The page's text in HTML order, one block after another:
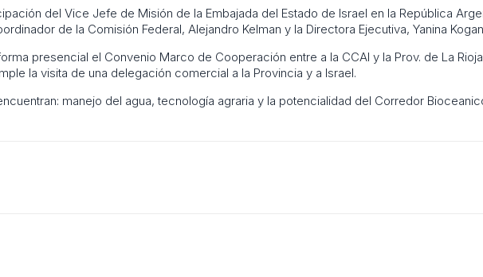
del Vice Jefe de Misión de la Embajada del Estado de Israel en la República
de la Comisión Federal, Alejandro Kelman y la Directora Ejecutiva, Yanina
presencial el Convenio Marco de Cooperación entre a la CCAI y la Prov. de La
la visita de una delegación comercial a la Provincia y a Israel.
manejo del agua, tecnología agraria y la potencialidad del Corredor